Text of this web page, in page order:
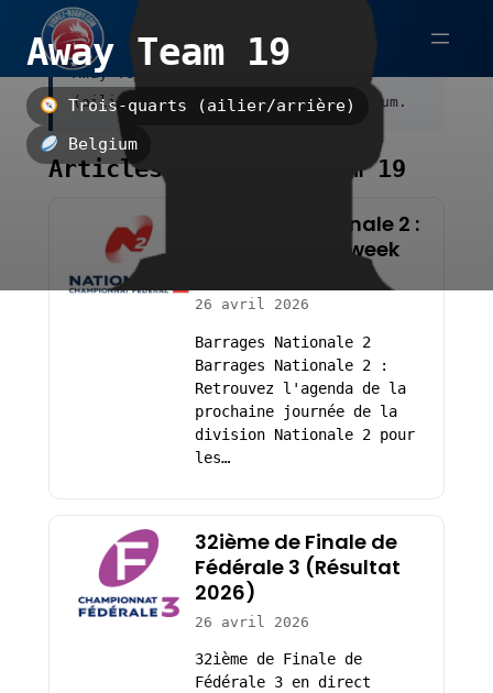
Aller
contenu
Away Team 19
Trois-quarts (ailier/arrière)
Belgium
Away Team 19 est un trois-quarts
(ailier/arrière), évoluant au Belgium.
Articles sur Away Team 19
Barrages Nationale 2 :
les affiches du week
26 avril 2026
Barrages Nationale 2
Barrages Nationale 2 :
Retrouvez l'agenda de la
prochaine journée de la
division Nationale 2 pour
les…
32ième de Finale de
Fédérale 3 (Résultat
2026)
26 avril 2026
32ième de Finale de
Fédérale 3 en direct